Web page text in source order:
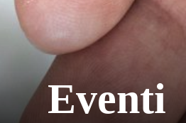
Eventi